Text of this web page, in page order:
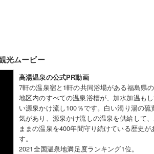
光ムービー
高湯温泉の公式PR動画
7軒の温泉宿と1軒の共同浴場がある福島県の
地区内のすべての温泉浴槽が、加水加温も
い源泉かけ流し100％です。白い濁り湯の硫
気があり、源泉かけ流しの温泉を供給して
ままの温泉を400年間守り続けている歴史が
す。
2021全国温泉地満足度ランキング1位。